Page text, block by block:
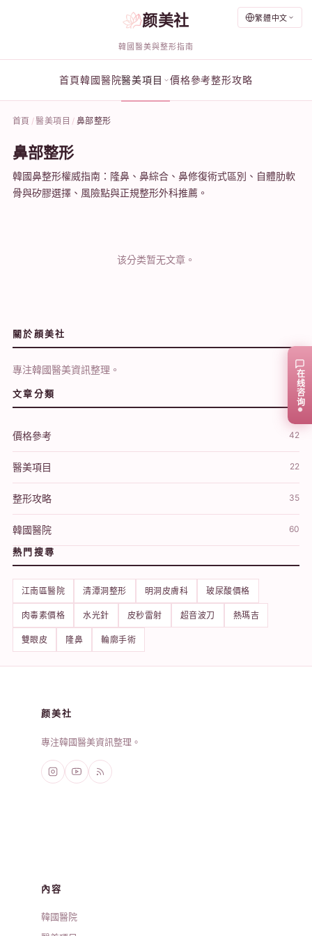
繁體中文
颜美社
韓國醫美與整形指南
首頁韓國醫院醫美項目 價格參考整形攻略
首頁 醫美項目 鼻部整形
鼻部整形
韓國鼻整形權威指南：隆鼻、鼻綜合、鼻修復術式區別、自體肋軟
骨與矽膠選擇、風險點與正規整形外科推薦。
该分类暂无文章。
關於顔美社
專注韓國醫美資訊整理。
文章分類
價格參考 42
醫美項目 22
整形攻略 35
韓國醫院 60
熱門搜尋
江南區醫院 清潭洞整形 明洞皮膚科 玻尿酸價格
肉毒素價格 水光針 皮秒雷射 超音波刀 熱瑪吉
雙眼皮 隆鼻 輪廓手術
颜美社
專注韓國醫美資訊整理。
內容
韓國醫院
在线咨询